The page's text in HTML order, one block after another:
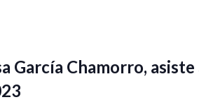
García Chamorro, asiste